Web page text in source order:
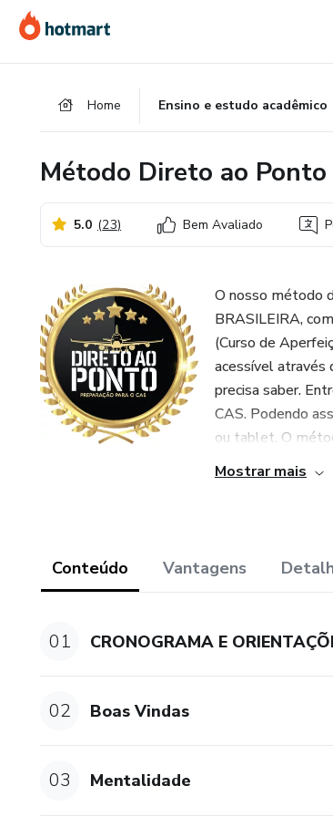
para
o
para
o
para
o
Home Ensino e estudo acadêmico
Método Direto ao
5.0 (23) Bem Avaliado
O nosso método
BRASILEIRA,
(Curso de
acessível através
precisa saber.
CAS. Podendo
ou tablet. O
Mostrar mais
Conteúdo Vantagens
01 CRONOGRAMA E
02 Boas Vindas
03 Mentalidade